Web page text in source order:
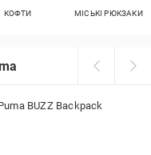
КОФТИ МІСЬКІ РЮКЗАКИ
BUZZ Backpack